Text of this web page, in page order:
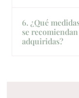
6. ¿Qué
se
adquiridas?